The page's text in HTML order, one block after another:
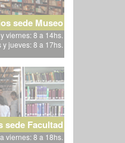
sede Museo
viernes: 8 a 14hs.
y jueves: 8 a 17hs.
sede Facultad
viernes: 8 a 18hs.